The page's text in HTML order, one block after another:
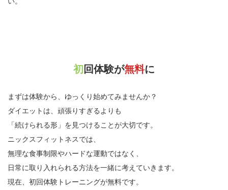
初回体験が無料に
まずは体験から、ゆっくり始めてみませんか？
ダイエットは、頑張りすぎるよりも
「続けられる形」を見つけることが大切です。
ニックスフィットネスでは、
無理な食事制限やハードな運動ではなく、
日常に取り入れられる方法を一緒に考えていきます。
現在、初回体験トレーニングが無料です。